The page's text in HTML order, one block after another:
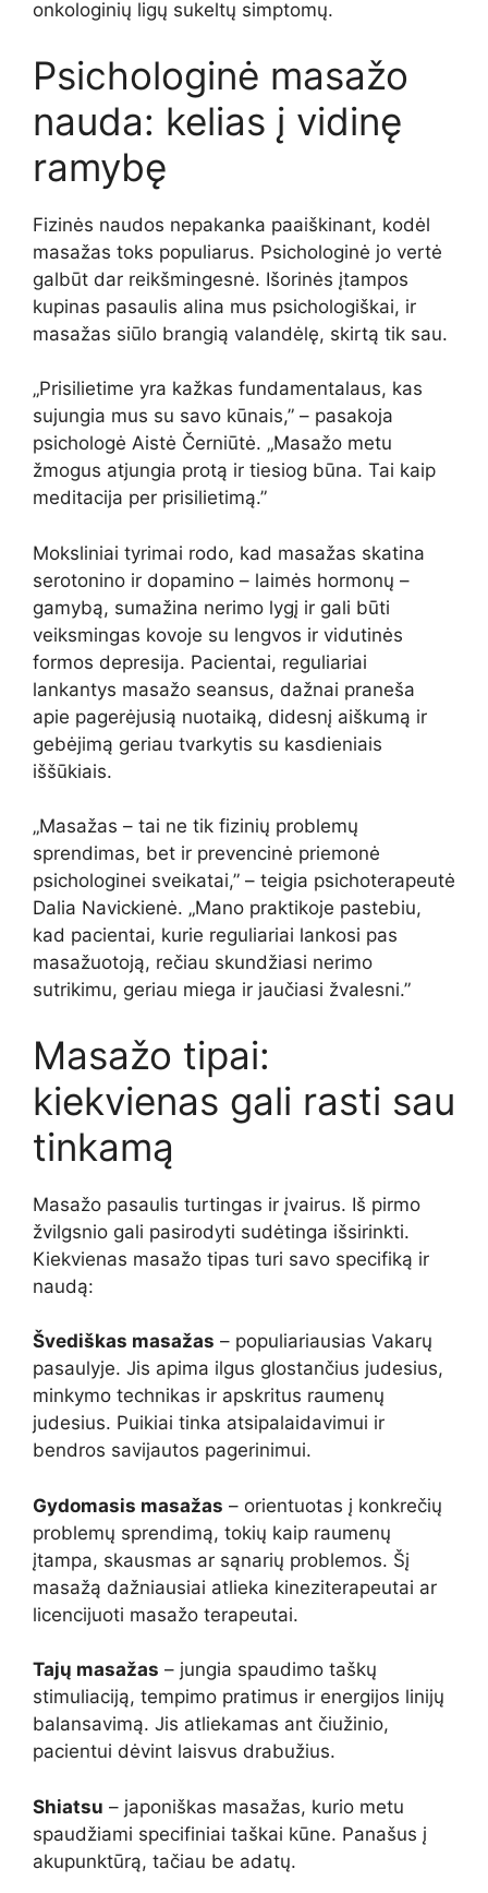
onkologinių ligų sukeltų simptomų.
Psichologinė masažo
nauda: kelias į vidinę
ramybę
Fizinės naudos nepakanka paaiškinant, kodėl
masažas toks populiarus. Psichologinė jo vertė
galbūt dar reikšmingesnė. Išorinės įtampos
kupinas pasaulis alina mus psichologiškai, ir
masažas siūlo brangią valandėlę, skirtą tik sau.
„Prisilietime yra kažkas fundamentalaus, kas
sujungia mus su savo kūnais,” – pasakoja
psichologė Aistė Černiūtė. „Masažo metu
žmogus atjungia protą ir tiesiog būna. Tai kaip
meditacija per prisilietimą.”
Moksliniai tyrimai rodo, kad masažas skatina
serotonino ir dopamino – laimės hormonų –
gamybą, sumažina nerimo lygį ir gali būti
veiksmingas kovoje su lengvos ir vidutinės
formos depresija. Pacientai, reguliariai
lankantys masažo seansus, dažnai praneša
apie pagerėjusią nuotaiką, didesnį aiškumą ir
gebėjimą geriau tvarkytis su kasdieniais
iššūkiais.
„Masažas – tai ne tik fizinių problemų
sprendimas, bet ir prevencinė priemonė
psichologinei sveikatai,” – teigia psichoterapeutė
Dalia Navickienė. „Mano praktikoje pastebiu,
kad pacientai, kurie reguliariai lankosi pas
masažuotoją, rečiau skundžiasi nerimo
sutrikimu, geriau miega ir jaučiasi žvalesni.”
Masažo tipai:
kiekvienas gali rasti sau
tinkamą
Masažo pasaulis turtingas ir įvairus. Iš pirmo
žvilgsnio gali pasirodyti sudėtinga išsirinkti.
Kiekvienas masažo tipas turi savo specifiką ir
naudą:
Švediškas masažas – populiariausias Vakarų
pasaulyje. Jis apima ilgus glostančius judesius,
minkymo technikas ir apskritus raumenų
judesius. Puikiai tinka atsipalaidavimui ir
bendros savijautos pagerinimui.
Gydomasis masažas – orientuotas į konkrečių
problemų sprendimą, tokių kaip raumenų
įtampa, skausmas ar sąnarių problemos. Šį
masažą dažniausiai atlieka kineziterapeutai ar
licencijuoti masažo terapeutai.
Tajų masažas – jungia spaudimo taškų
stimuliaciją, tempimo pratimus ir energijos linijų
balansavimą. Jis atliekamas ant čiužinio,
pacientui dėvint laisvus drabužius.
Shiatsu – japoniškas masažas, kurio metu
spaudžiami specifiniai taškai kūne. Panašus į
akupunktūrą, tačiau be adatų.